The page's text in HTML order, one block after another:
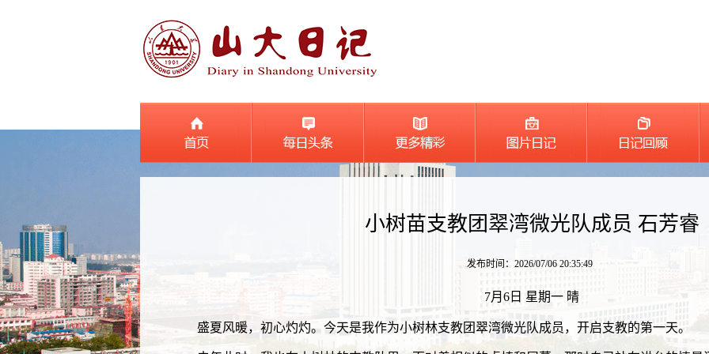
小树苗支教团翠湾微光队成员 石芳睿
发布时间：2026/07/06 20:35:49
7月6日 星期一 晴
盛夏风暖，初心灼灼。今天是我作为小树林支教团翠湾微光队成员，开启支教的第一天。